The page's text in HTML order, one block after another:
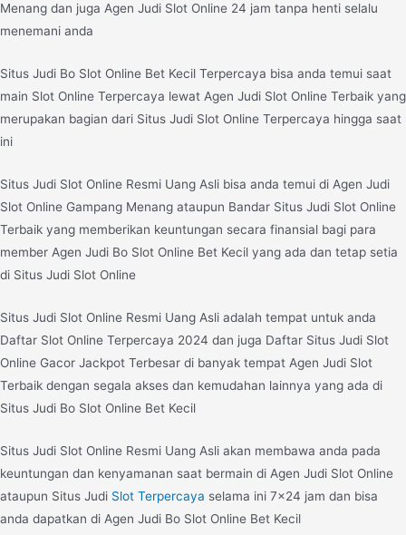
Menang dan juga Agen Judi Slot Online 24 jam tanpa henti selalu
menemani anda
Situs Judi Bo Slot Online Bet Kecil Terpercaya bisa anda temui saat
main Slot Online Terpercaya lewat Agen Judi Slot Online Terbaik yang
merupakan bagian dari Situs Judi Slot Online Terpercaya hingga saat
ini
Situs Judi Slot Online Resmi Uang Asli bisa anda temui di Agen Judi
Slot Online Gampang Menang ataupun Bandar Situs Judi Slot Online
Terbaik yang memberikan keuntungan secara finansial bagi para
member Agen Judi Bo Slot Online Bet Kecil yang ada dan tetap setia
di Situs Judi Slot Online
Situs Judi Slot Online Resmi Uang Asli adalah tempat untuk anda
Daftar Slot Online Terpercaya 2024 dan juga Daftar Situs Judi Slot
Online Gacor Jackpot Terbesar di banyak tempat Agen Judi Slot
Terbaik dengan segala akses dan kemudahan lainnya yang ada di
Situs Judi Bo Slot Online Bet Kecil
Situs Judi Slot Online Resmi Uang Asli akan membawa anda pada
keuntungan dan kenyamanan saat bermain di Agen Judi Slot Online
ataupun Situs Judi Slot Terpercaya selama ini 7×24 jam dan bisa
anda dapatkan di Agen Judi Bo Slot Online Bet Kecil